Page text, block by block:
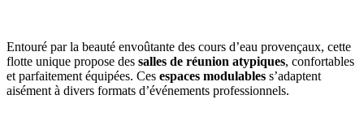
Entouré par la beauté envoûtante des cours d’eau provençaux, cette
flotte unique propose des salles de réunion atypiques, confortables
et parfaitement équipées. Ces espaces modulables s’adaptent
aisément à divers formats d’événements professionnels.